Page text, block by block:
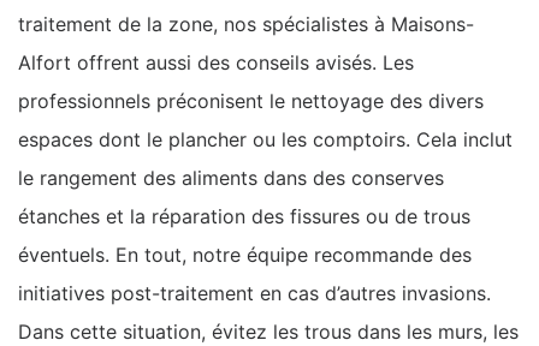
traitement de la zone, nos spécialistes à Maisons-
Alfort offrent aussi des conseils avisés. Les
professionnels préconisent le nettoyage des divers
espaces dont le plancher ou les comptoirs. Cela inclut
le rangement des aliments dans des conserves
étanches et la réparation des fissures ou de trous
éventuels. En tout, notre équipe recommande des
initiatives post-traitement en cas d’autres invasions.
Dans cette situation, évitez les trous dans les murs, les